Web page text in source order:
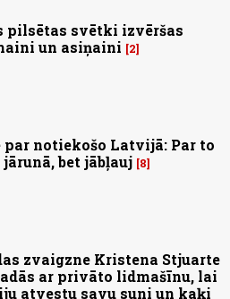
pilsētas svētki izvēršas
un asiņaini
2
notiekošo Latvijā: Par to
bet jābļauj 8
zvaigzne Kristena Stjuarte
ar privāto lidmašīnu, lai
atvestu savu suni un kaķi